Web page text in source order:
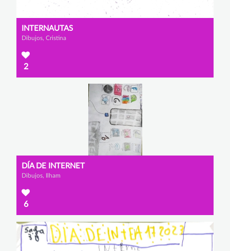
INTERNAUTAS
Dibujos, Cristina
2
DÍA DE INTERNET
Dibujos, Ilham
6